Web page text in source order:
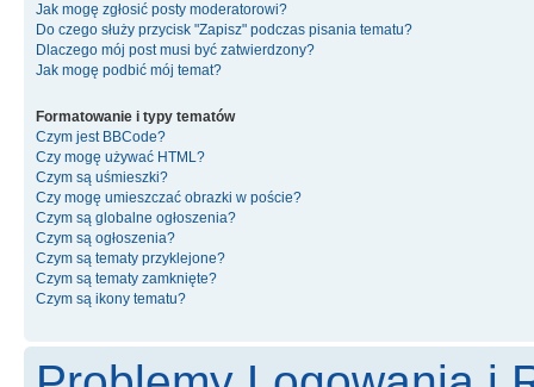
Jak mogę zgłosić posty moderatorowi?
Do czego służy przycisk "Zapisz" podczas pisania tematu?
Dlaczego mój post musi być zatwierdzony?
Jak mogę podbić mój temat?
Formatowanie i typy tematów
Czym jest BBCode?
Czy mogę używać HTML?
Czym są uśmieszki?
Czy mogę umieszczać obrazki w poście?
Czym są globalne ogłoszenia?
Czym są ogłoszenia?
Czym są tematy przyklejone?
Czym są tematy zamknięte?
Czym są ikony tematu?